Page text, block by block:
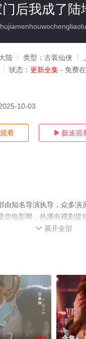
后我成了陆
陆 类型： 古装仙侠
状态： 更新全集 - 免费
10-03
看  极速观
知名导演执导，众多
电影网，热播电视剧
 展开全部